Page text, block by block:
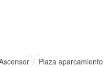
Plaza aparcamiento